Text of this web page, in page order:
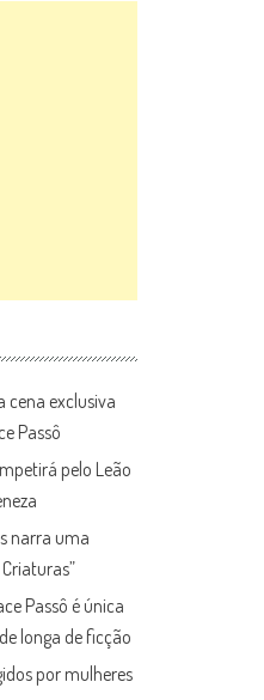
cena exclusiva
Passô
pelo Leão
narra uma
Passô é única
longa de ficção
por mulheres